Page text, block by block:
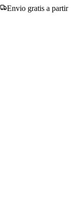
Envio gratis a partir